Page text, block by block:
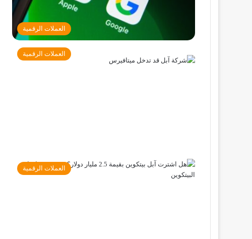
العملات الرقمية
العملات الرقمية
العملات الرقمية